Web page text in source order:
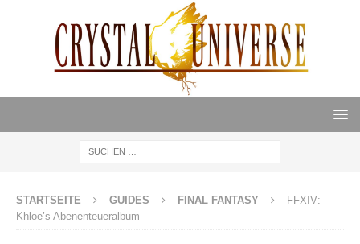
STARTSEITE GUIDES FINAL FANTASY
FFXIV:
Khloe’s Abenenteueralbum